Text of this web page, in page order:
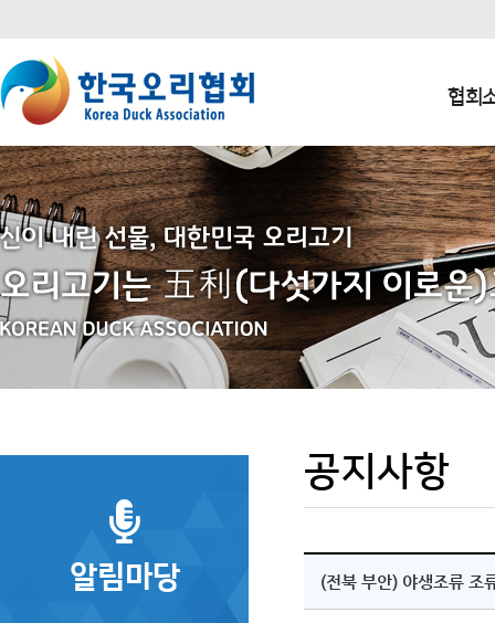
협회
알림마당
공지사항
(전북 부안) 야생조류 조